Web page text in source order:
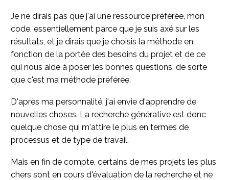
Je ne dirais pas que j'ai une ressource préférée, mon
code, essentiellement parce que je suis axé sur les
résultats, et je dirais que je choisis la méthode en
fonction de la portée des besoins du projet et de ce
qui nous aide à poser les bonnes questions, de sorte
que c'est ma méthode préférée.
D'après ma personnalité, j'ai envie d'apprendre de
nouvelles choses. La recherche générative est donc
quelque chose qui m'attire le plus en termes de
processus et de type de travail.
Mais en fin de compte, certains de mes projets les plus
chers sont en cours d'évaluation de la recherche et ne